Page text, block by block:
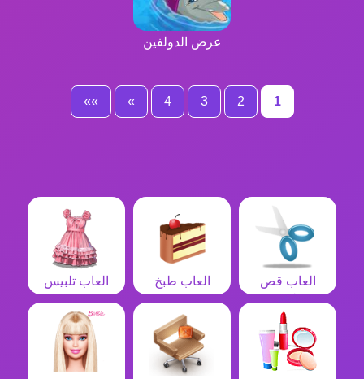
عرض الدولفين
1
2
3
4
»
»»
العاب قص
شعر
العاب طبخ العاب تلبيس